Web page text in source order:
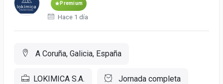
Premium
Hace 1 día
A Coruña, Galicia, España
LOKIMICA S.A. Jornada completa